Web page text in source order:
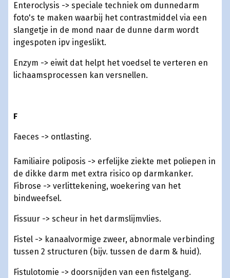
Enteroclysis -> speciale techniek om dunnedarm
foto's te maken waarbij het contrastmiddel via een
slangetje in de mond naar de dunne darm wordt
ingespoten ipv ingeslikt.
Enzym -> eiwit dat helpt het voedsel te verteren en
lichaamsprocessen kan versnellen.
F
Faeces -> ontlasting.
Familiaire poliposis -> erfelijke ziekte met poliepen in
de dikke darm met extra risico op darmkanker.
Fibrose -> verlittekening, woekering van het
bindweefsel.
Fissuur -> scheur in het darmslijmvlies.
Fistel -> kanaalvormige zweer, abnormale verbinding
tussen 2 structuren (bijv. tussen de darm & huid).
Fistulotomie -> doorsnijden van een fistelgang.